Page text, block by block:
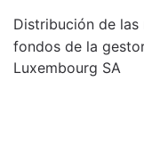
Distribución de
fondos de la
Luxembourg SA